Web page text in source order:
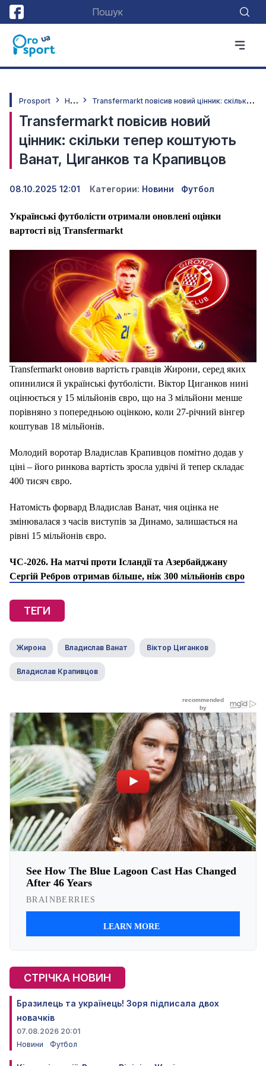
Prosport Н
овини T
ransfermarkt повісив новий цінник: скільки тепер коштують Ванат, Циганков та Крапивцов
Transfermarkt повісив новий
цінник: скільки тепер коштують
Ванат, Циганков та Крапивцов
08.10.2025 12:01 Категории: Новини Футбол
Українські футболісти отримали оновлені оцінки
вартості від Transfermarkt
Transfermarkt оновив вартість гравців Жирони, серед яких
опинилися й українські футболісти. Віктор Циганков нині
оцінюється у 15 мільйонів євро, що на 3 мільйони менше
порівняно з попередньою оцінкою, коли 27-річний вінгер
коштував 18 мільйонів.
Молодий воротар Владислав Крапивцов помітно додав у
ціні – його ринкова вартість зросла удвічі й тепер складає
400 тисяч євро.
Натомість форвард Владислав Ванат, чия оцінка не
змінювалася з часів виступів за Динамо, залишається на
рівні 15 мільйонів євро.
ЧС-2026. На матчі проти Ісландії та Азербайджану
Сергій Ребров отримав більше, ніж 300 мільйонів євро
ТЕГИ
Жирона Владислав Ванат Віктор Циганков
Владислав Крапивцов
СТРІЧКА НОВИН
Бразилець та українець! Зоря підписала двох
новачків
07.08.2026 20:01
Новини
Футбол